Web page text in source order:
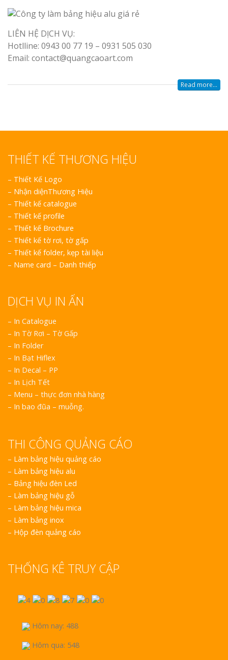
LIÊN HỆ DỊCH VỤ:
Hotlline: 0943 00 77 19 – 0931 505 030
Email: contact@quangcaoart.com
Read more...
THIẾT KẾ THƯƠNG HIỆU
– Thiết Kế Logo
– Nhận diệnThương Hiệu
– Thiết kế catalogue
– Thiết kế profile
– Thiết kế Brochure
– Thiết kế tờ rơi, tờ gấp
– Thiết kế folder, kẹp tài liệu
– Name card – Danh thiếp
DỊCH VỤ IN ẤN
– In Catalogue
– In Tờ Rơi – Tờ Gấp
– In Folder
– In Bạt Hiflex
– In Decal – PP
– In Lịch Tết
– Menu – thực đơn nhà hàng
– In bao đũa – muỗng.
THI CÔNG QUẢNG CÁO
– Làm bảng hiệu quảng cáo
– Làm bảng hiệu alu
– Bảng hiệu đèn Led
– Làm bảng hiệu gỗ
– Làm bảng hiệu mica
– Làm bảng inox
– Hộp đèn quảng cáo
THỐNG KÊ TRUY CẬP
Hôm nay: 488
Hôm qua: 548